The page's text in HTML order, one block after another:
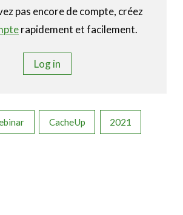
pas encore de compte, créez
rapidement et facilement.
Log in
CacheUp 2021